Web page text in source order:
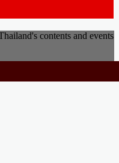
contents and events